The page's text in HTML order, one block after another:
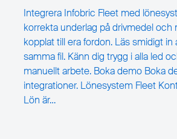
Integrera Infobric Fleet med
korrekta underlag på drivmedel och
kopplat till era fordon. Läs smidigt in
samma fil. Känn dig trygg i alla led
manuellt arbete.​ Boka demo Boka
integrationer. Lönesystem Fleet
Lön är…